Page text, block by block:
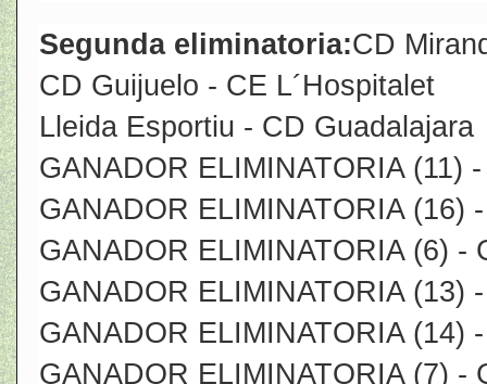
Segunda eliminatoria:CD
CD Guijuelo - CE L´Hospitalet
Lleida Esportiu - CD Guadalajara
GANADOR ELIMINATORIA (11)
GANADOR ELIMINATORIA (16)
GANADOR ELIMINATORIA (6) -
GANADOR ELIMINATORIA (13)
GANADOR ELIMINATORIA (14)
GANADOR ELIMINATORIA (7) -